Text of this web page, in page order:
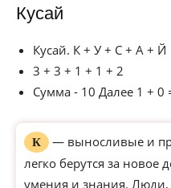
Кусай
Кусай. К + У + С + А + Й
3 + 3 + 1 + 1 + 2
Сумма - 10 Далее 1 + 0
К
— выносливые и
легко берутся за
умения и знания. Люди,